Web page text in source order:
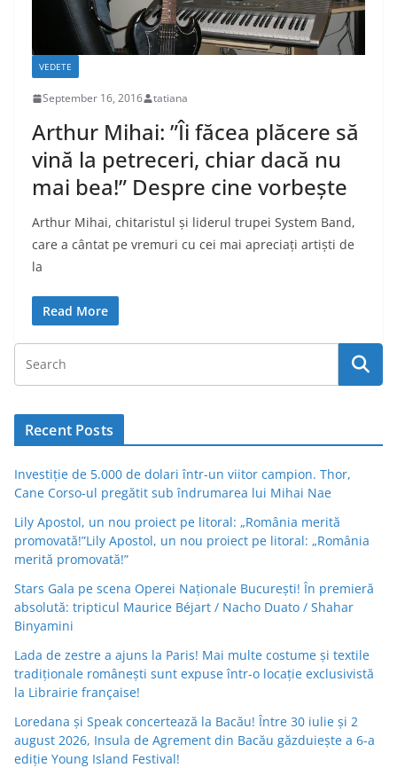
VEDETE
September 16, 2016 tatiana
Arthur Mihai: ”Îi făcea plăcere să
vină la petreceri, chiar dacă nu
mai bea!” Despre cine vorbește
Arthur Mihai, chitaristul și liderul trupei System Band,
care a cântat pe vremuri cu cei mai apreciați artiști de
la
Read More
Recent Posts
Investiție de 5.000 de dolari într-un viitor campion. Thor,
Cane Corso-ul pregătit sub îndrumarea lui Mihai Nae
Lily Apostol, un nou proiect pe litoral: „România merită
promovată!”Lily Apostol, un nou proiect pe litoral: „România
merită promovată!”
Stars Gala pe scena Operei Naționale București! În premieră
absolută: tripticul Maurice Béjart / Nacho Duato / Shahar
Binyamini
Lada de zestre a ajuns la Paris! Mai multe costume și textile
tradiționale românești sunt expuse într-o locație exclusivistă
la Librairie française!
Loredana și Speak concertează la Bacău! Între 30 iulie și 2
august 2026, Insula de Agrement din Bacău găzduiește a 6-a
ediție Young Island Festival!